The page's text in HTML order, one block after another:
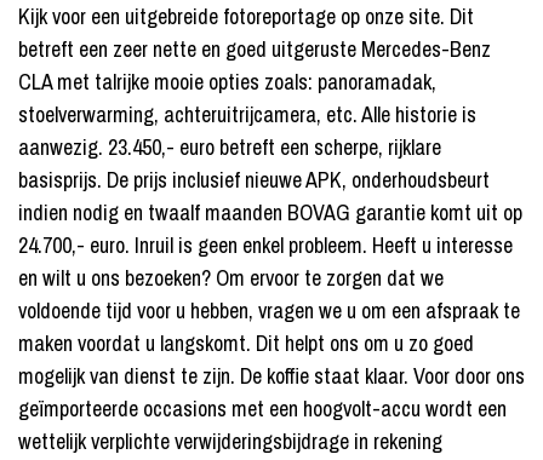
Kijk voor een uitgebreide fotoreportage op onze site. Dit
betreft een zeer nette en goed uitgeruste Mercedes-Benz
CLA met talrijke mooie opties zoals: panoramadak,
stoelverwarming, achteruitrijcamera, etc. Alle historie is
aanwezig. 23.450,- euro betreft een scherpe, rijklare
basisprijs. De prijs inclusief nieuwe APK, onderhoudsbeurt
indien nodig en twaalf maanden BOVAG garantie komt uit op
24.700,- euro. Inruil is geen enkel probleem. Heeft u interesse
en wilt u ons bezoeken? Om ervoor te zorgen dat we
voldoende tijd voor u hebben, vragen we u om een afspraak te
maken voordat u langskomt. Dit helpt ons om u zo goed
mogelijk van dienst te zijn. De koffie staat klaar. Voor door ons
geïmporteerde occasions met een hoogvolt-accu wordt een
wettelijk verplichte verwijderingsbijdrage in rekening